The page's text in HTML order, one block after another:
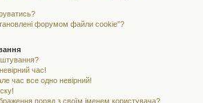
форумом файли cookie”?
час!
час все одно невірний!
поряд з своїм іменем користувача?